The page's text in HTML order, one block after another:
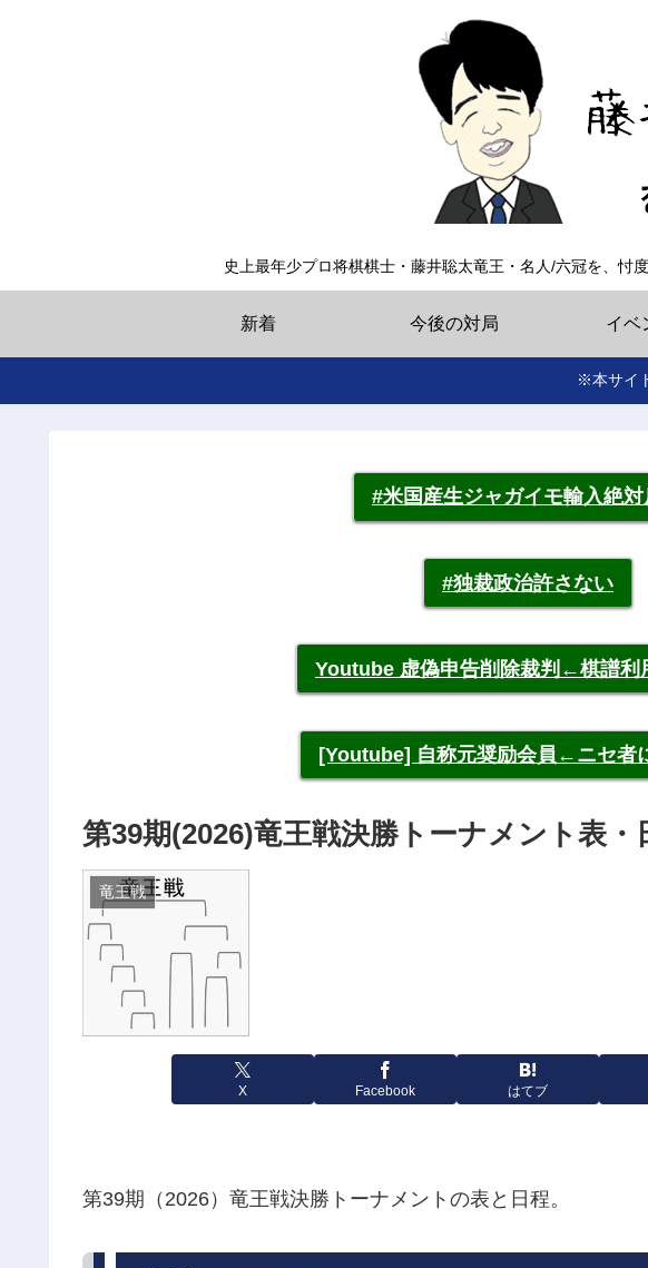
史上最年少プロ将棋棋士・藤井聡太竜王・名人/六冠を、
新着 今後の対局 イベ
※本サイ
#米国産生ジャガイモ輸入絶対
#独裁政治許さない
Youtube 虚偽申告削除裁判←棋譜利
[Youtube] 自称元奨励会員←ニセ者
第39期(2026)竜王戦決勝トーナメント表・
竜王戦
X Facebook はてブ
第39期（2026）竜王戦決勝トーナメントの表と日程。